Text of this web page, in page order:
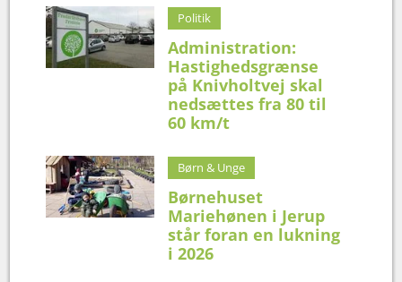
Politik
Administration:
Hastighedsgrænse
på Knivholtvej skal
nedsættes fra 80 til
60 km/t
Børn & Unge
Børnehuset
Mariehønen i Jerup
står foran en lukning
i 2026